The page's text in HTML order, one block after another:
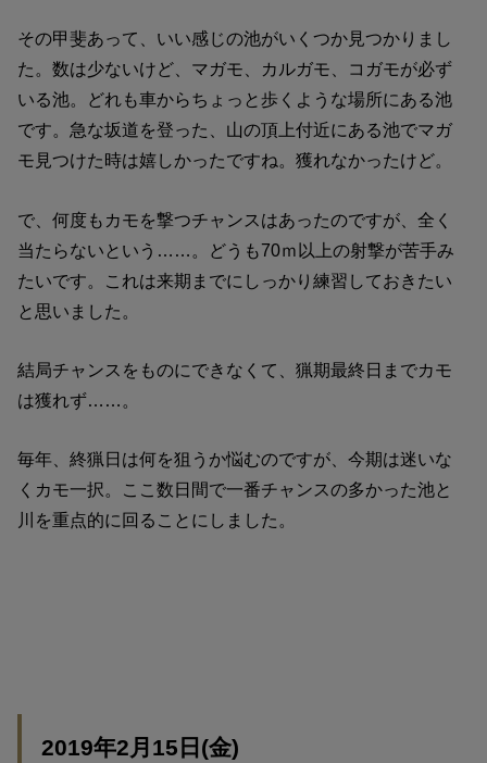
その甲斐あって、いい感じの池がいくつか見つかりまし
た。数は少ないけど、マガモ、カルガモ、コガモが必ず
いる池。どれも車からちょっと歩くような場所にある池
です。急な坂道を登った、山の頂上付近にある池でマガ
モ見つけた時は嬉しかったですね。獲れなかったけど。
で、何度もカモを撃つチャンスはあったのですが、全く
当たらないという……。どうも70ｍ以上の射撃が苦手み
たいです。これは来期までにしっかり練習しておきたい
と思いました。
結局チャンスをものにできなくて、猟期最終日までカモ
は獲れず……。
毎年、終猟日は何を狙うか悩むのですが、今期は迷いな
くカモ一択。ここ数日間で一番チャンスの多かった池と
川を重点的に回ることにしました。
2019年2月15日(金)